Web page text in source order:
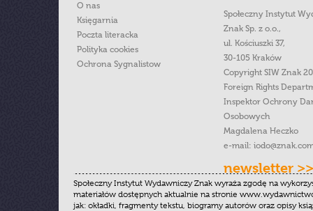
O nas
Księgarnia
Poczta literacka
Polityka cookies
Ochrona Sygnalistow
Społeczny Instytut
Znak Sp. z o.o.,
ul. Kościuszki 37,
30-105 Kraków
Copyright SIW Znak
Foreign Rights
Inspektor Ochrony
Osobowych
Magdalena Heczko
e-mail:
newsletter >>
Społeczny Instytut Wydawniczy Znak wyraża zgodę na
materiałów dostępnych aktualnie na stronie
jak: okładki, fragmenty tekstu, biogramy autorów oraz opisy